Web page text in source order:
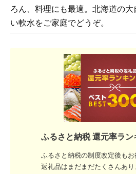
ろん、料理にも最適。北海道の
い軟水をご家庭でどうぞ。
ふるさと納税 還元率ラ
ふるさと納税の制度改定後もお
返礼品はまだまだたくさんあり